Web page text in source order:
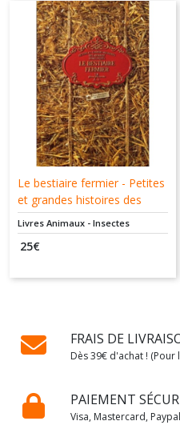
Le bestiaire fermier - Petites
et grandes histoires des
animaux domestiqués -
Jean-Baptiste de Panafieu -
Plume de carotte -
Livres Animaux - Insectes
25€
FRAIS DE
Dès 39€ d'achat !
PAIEMENT
Visa, Mastercard,